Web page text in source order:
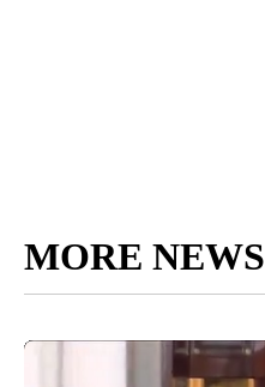
MORE NEWS